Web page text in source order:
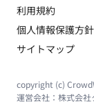
利用規約
個人情報保護方針
サイトマップ
copyright (c)
運営会社： 株式会社